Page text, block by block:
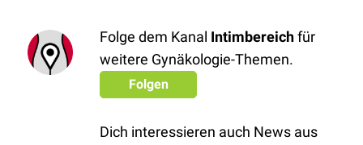
Folge dem Kanal Intimbereichfür
weitere Gynäkologie-Themen.
Folgen
Dich interessieren auch News aus